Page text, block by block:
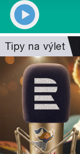
Tipy na výlet